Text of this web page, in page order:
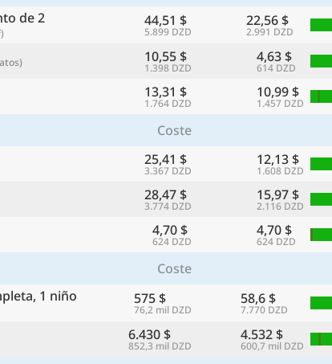
de 2
44,51 $
5.899 DZD
22,56 $
2.991 DZD
10,55 $
1.398 DZD
4,63 $
614 DZD
13,31 $
1.764 DZD
10,99 $
1.457 DZD
Coste
25,41 $
3.367 DZD
12,13 $
1.608 DZD
28,47 $
3.774 DZD
15,97 $
2.116 DZD
4,70 $
624 DZD
4,70 $
624 DZD
Coste
1 niño
575 $
76,2 mil DZD
58,6 $
7.770 DZD
6.430 $
852,3 mil DZD
4.532 $
600,7 mil DZD
Buscar una ciudad
Continuar